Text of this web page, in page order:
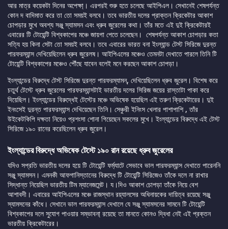
আর মাত্র কয়েকটা দিনের অপেক্ষা্। এরপরই শুরু হতে চলেছে আইপিএল। সেখানেই শেষপর্যন্ত
কোন দ বাদিমাত করে তা তো সময়ই বলবে। তবে ভারতীয় দলের প্রাক্তন ক্রিকেটার আকাশ
চোপড়ার মুখে অবশ্য সঞ্জু স্যামসন এবং ধ্রুব জুরেলের কথা। তাঁর মতে এই দুই ক্রিকেটারই
এবারের টি টোয়েন্টি বিশ্বকাপের মঞ্চে জায়গা পেতে চলেছেন। শেষপর্যন্ত আকাশ চোপড়ার কতা
সত্যি হয় কিনা সেটা তো সময়ই বলবে। তবে এবারের ভারত বনা ইংল্যান্ড টেস্ট সিরিজে দুরন্ত
পারফরম্যান্স দেখিয়েছিলেন ধ্রুব জুরেলষ। আইপিএলের মঞ্চেও তেমনটা দেখাতে পারলে তিনি টি
টোয়েন্টি বিশ্বকাপের মঞ্চেও পৌঁছে যাবেন বলেই মনে করছেন আকাশ চোপড়া।
ইংল্যান্ডের বিরুদ্ধে টেস্ট সিরিজে দুরন্ত পারফরম্যামন্, দেখিয়েছিলেন ধ্রুব জুরেল। বিশেষ করে
চতুর্থ টেস্টে ধ্রুব জুরেলের পারফরম্যান্সটাই ভারতীয় দলের সিরিজ জয়ের রাস্তাটা পাকা করে
দিয়েছিল। ইংল্যান্ডের বিরুদ্ধেই টেস্টের মঞ্চে অভিষেক হয়েছিল এই তরুণ ক্রিকেটারের। দুই
ইনংসেই দুরন্ত পারফরম্যান্স দেখিয়েছেন তিনি। সেঞ্চুরী ইনিংস খেলার পাশাপাশি , তাঁর
উইকেটকিপি দক্ষতা নিয়েও প্রশংসা শোনা গিয়েছেন সকলের মুখে। ইংল্যান্ডের বিরুদ্ধে এই টেস্ট
সিরিজে ১৯০ রানের করেছিলেন ধ্রুব জুরেল।
ইংল্যান্ডের বিরুদ্ধে অভিষেক টেস্টে ১৯০ রান রয়েছে ধ্রুব জুরেলের
যদিও সপ্রতি ভারতীয় দলের হয়ে টি টোয়েন্টি ফর্ম্যাটে সেভাবে ভাল পারফরম্যান্স দেখাতে পারেননি
সঞ্জু স্যামসন। এমনকী আফগানিস্তানের বিরুদ্ধে টি টোয়েন্টি সিরিজেও তাঁকে দলে না রাখার
সিদ্ধান্ত নিয়েছিল ভারতীয় টিম ম্যানেজমেন্ট। য।দিও আকাশ চোপড়া তাঁকে নিয়ে বেশ
আশাবদী। এবারের আইপিএলের মঞ্চে রাজস্থান রয়্যালসের অধিনায়কের দায়িত্ব রয়েছে সঞ্জু
স্যামসনের কাঁধে। সেখানে ভাল পারফরম্যান্স দেখালে যে সঞ্জু স্যামসনের সামনে টি টোয়েন্টি
বিশ্বকাপের দলে সুযোগ পাওয়ার সম্ভাবনা্ রয়েছে তা মানতে কোনও দ্বিধা নেই এই প্রক্তন
ভারতীয় ক্রিকেটারের।